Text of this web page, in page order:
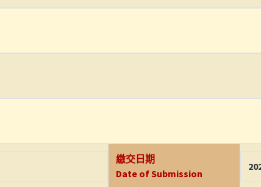
繳交日期
Date of Submission